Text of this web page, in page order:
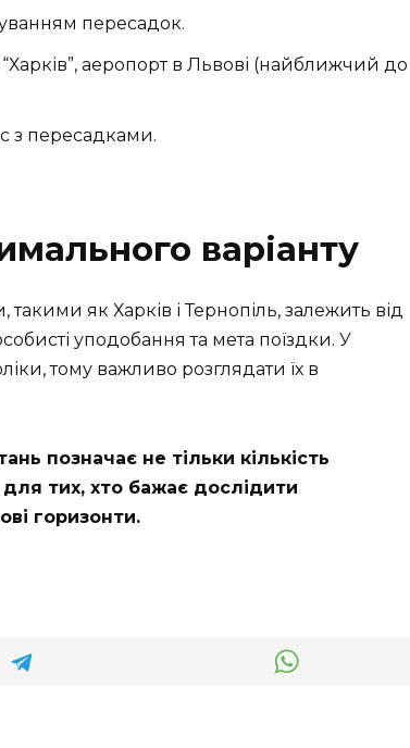
пересадок.
аеропорт в Львові (найближчий до
з пересадками.
варіанту
як Харків і Тернопіль, залежить від
уподобання та мета поїздки. У
тому важливо розглядати їх в
позначає не тільки кількість
тих, хто бажає дослідити
горизонти.